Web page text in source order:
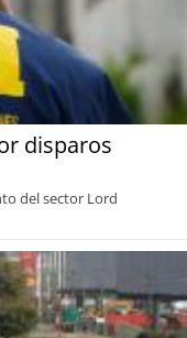
disparos
del sector Lord